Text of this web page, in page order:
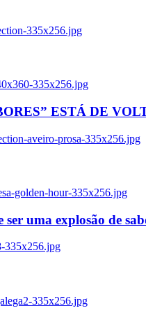
335x256.jpg
335x256.jpg
ESTÁ DE
aveiro-prosa-335x256.jpg
golden-hour-335x256.jpg
uma explosão de
335x256.jpg
335x256.jpg